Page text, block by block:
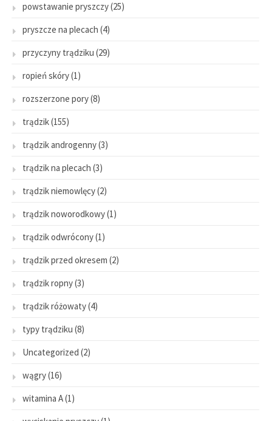
powstawanie pryszczy(25)
pryszcze na plecach (4)
przyczyny trądziku (29)
ropień skóry(1)
rozszerzone pory(8)
trądzik(155)
trądzik androgenny(3)
trądzik na plecach (3)
trądzik niemowlęcy(2)
trądzik noworodkowy(1)
trądzik odwrócony(1)
trądzik przed okresem (2)
trądzik ropny(3)
trądzik różowaty(4)
typy trądziku (8)
Uncategorized (2)
wągry(16)
witamina A(1)